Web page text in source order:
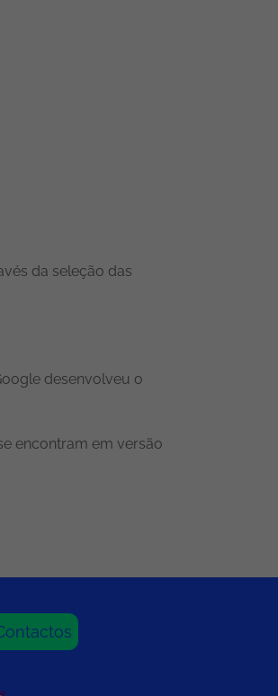
da seleção das
desenvolveu o
encontram em versão